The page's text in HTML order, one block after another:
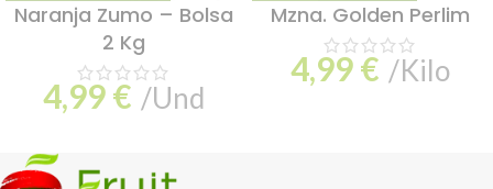
Naranja Zumo – Bolsa
2 Kg
4,99€ /Und
Mzna. Golden Perlim
4,99€ /Kilo